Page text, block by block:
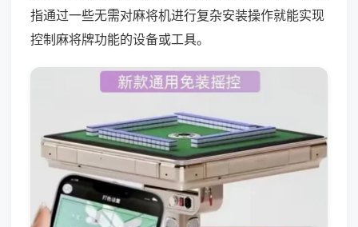
指通过一些无需对麻将机进行复杂安装操作就能实现
控制麻将牌功能的设备或工具。